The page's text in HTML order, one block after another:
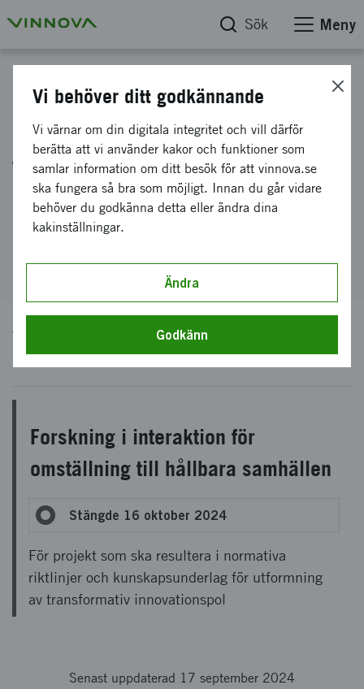
Sök Meny
Forskningsprojekt i interaktion
för systemtransformation
Forskningsprojekt i interaktion för
systemtransformation
Tidigare ansökningstillfällen
Forskning i interaktion för
omställning till hållbara samhällen
Stängde 16 oktober 2024
För projekt som ska resultera i normativa
riktlinjer och kunskapsunderlag för utformning
av transformativ innovationspol
Senast uppdaterad 17 september 2024
Vi behöver ditt godkännande
Vi värnar om din digitala integritet och vill därför
berätta att vi använder kakor och funktioner som
samlar information om ditt besök för att vinnova.se
ska fungera så bra som möjligt. Innan du går vidare
behöver du godkänna detta eller ändra dina
kakinställningar.
Ändra
Godkänn